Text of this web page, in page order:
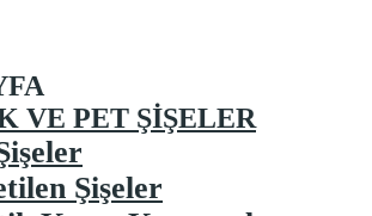
VE PET ŞIŞELER
Şişeler